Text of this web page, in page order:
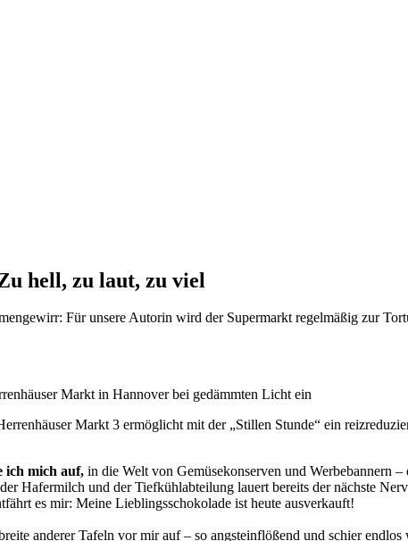
hell, zu laut, zu viel
Für unsere Autorin wird der Supermarkt regelmäßig zur
Markt 3 ermöglicht mit der „Stillen Stunde“ ein
ich mich auf, in die Welt von Gemüsekonserven und Werbebannern
Hafermilch und der Tiefkühlabteilung lauert bereits der nächste
es mir: Meine Lieblingsschokolade ist heute ausverkauft!
anderer Tafeln vor mir auf – so angsteinflößend und schier